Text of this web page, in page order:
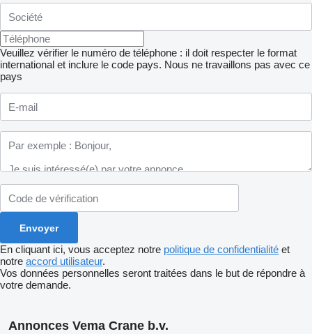
Veuillez vérifier le numéro de téléphone : il doit respecter le format
international et inclure le code pays. Nous ne travaillons pas avec ce
pays
En cliquant ici, vous acceptez notre politique de confidentialité et
notre accord utilisateur.
Vos données personnelles seront traitées dans le but de répondre à
votre demande.
Annonces Vema Crane b.v.